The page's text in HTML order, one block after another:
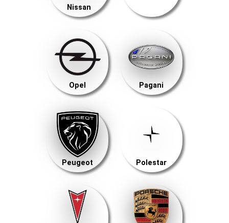
Nissan
Opel Pagani
Peugeot Polestar